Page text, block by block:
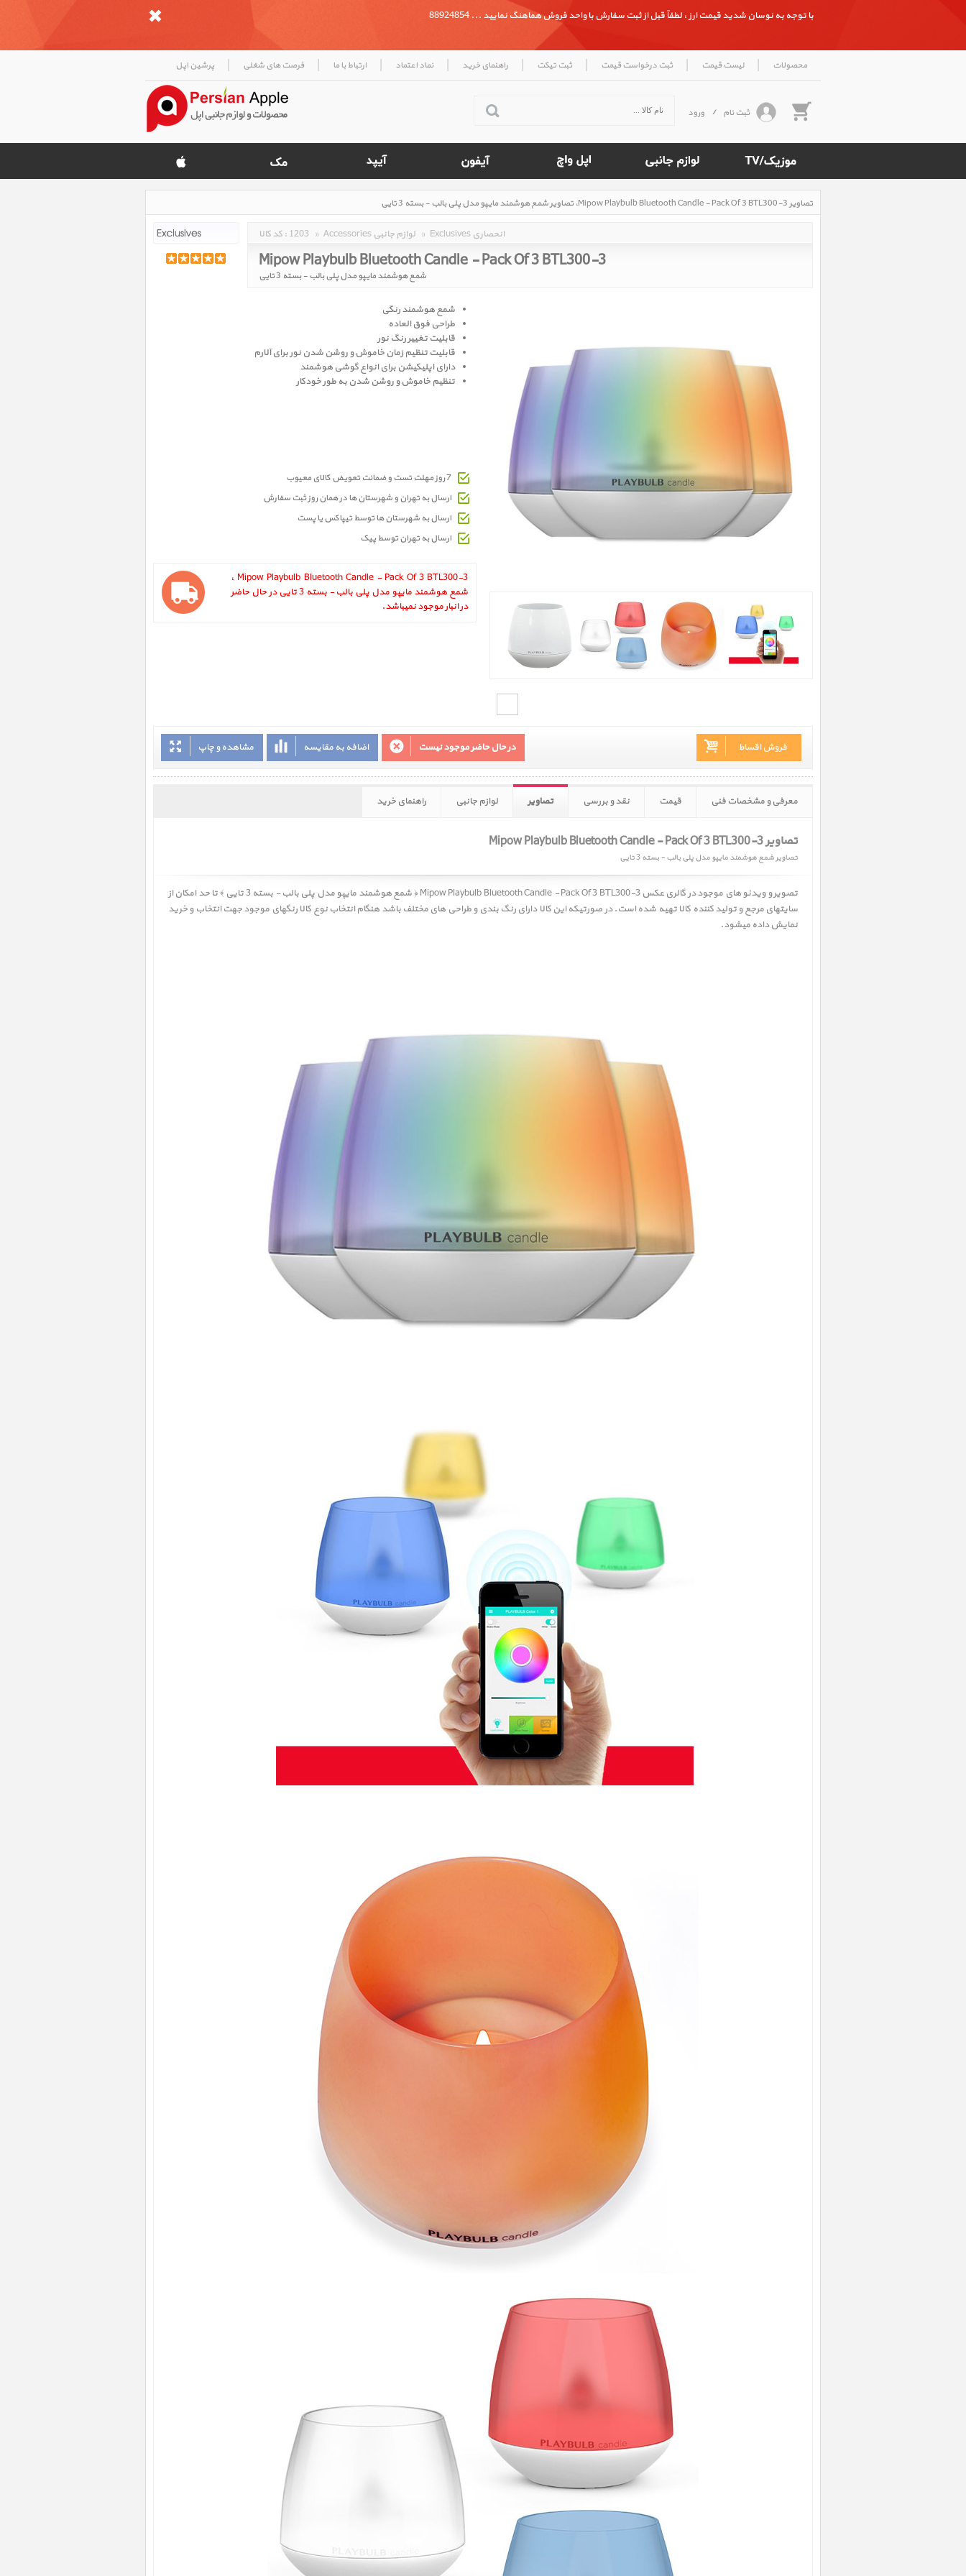
با توجه به نوسان شدید قیمت ارز ، لطفاً قبل از ثبت سفارش با واحد فروش هماهنگ نمایید ... 88924854
محصولات | لیست قیمت | ثبت درخواست قیمت | ثبت تیکت | راهنمای خرید | نماد اعتماد | ارتباط با ما | فرصت های شغلی | پرشین اپل
ثبت نام / ورود
تصاویر Mipow Playbulb Bluetooth Candle - Pack Of 3 BTL300-3، تصاویر شمع هوشمند مایپو مدل پلی بالب - بسته 3 تایی
Rated
کد کالا : 1203 » Accessories لوازم جانبی » Exclusives انحصاری
Mipow Playbulb Bluetooth Candle - Pack Of 3 BTL300-3
شمع هوشمند مایپو مدل پلی بالب - بسته 3 تایی
شمع هوشمند رنگی
طراحی فوق العاده
قابلیت تغییر رنگ نور
قابلیت تنظیم زمان خاموش و روشن شدن نور برای آلارم
دارای اپلیکیشن برای انواع گوشی هوشمند
تنظیم خاموش و روشن شدن به طور خودکار
7 روز مهلت تست و ضمانت تعویض کالای معیوب
ارسال به تهران و شهرستان ها در همان روز ثبت سفارش
ارسال به شهرستان ها توسط تیپاکس یا پست
ارسال به تهران توسط پیک
Mipow Playbulb Bluetooth Candle - Pack Of 3 BTL300-3 ،
شمع هوشمند مایپو مدل پلی بالب - بسته 3 تایی در حال حاضر
در انبار موجود نمیباشد.
مشاهده و چاپ اضافه به مقایسه در حال حاضر موجود نیست فروش اقساط
معرفی و مشخصات فنی قیمت نقد و بررسی تصاویر لوازم جانبی راهنمای خرید
تصاویر Mipow Playbulb Bluetooth Candle - Pack Of 3 BTL300-3
تصاویر شمع هوشمند مایپو مدل پلی بالب - بسته 3 تایی
تصویر و ویدئو های موجود در گالری عکسMipow Playbulb Bluetooth Candle - Pack Of 3 BTL300-3 ﴿ شمع هوشمند مایپو مدل پلی بالب - بسته 3 تایی ﴾
تا حد امکان از
سایتهای مرجع و تولید کننده کالا تهیه شده است. در صورتیکه این کالا دارای رنگ بندی و طراحی های مختلف باشد هنگام انتخاب نوع کالا رنگهای موجود جهت انتخاب و خرید
نمایش داده میشود.